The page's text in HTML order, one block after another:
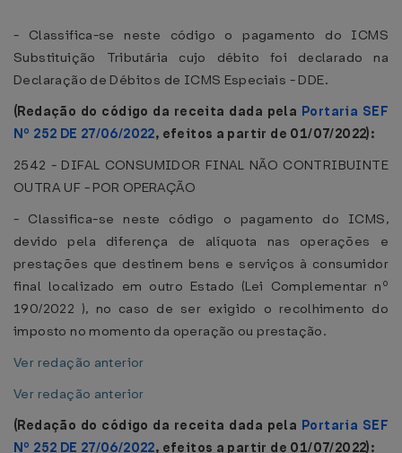
- Classifica-se neste código o pagamento do ICMS
Substituição Tributária cujo débito foi declarado na
Declaração de Débitos de ICMS Especiais - DDE.
(Redação do código da receita dada pela Portaria SEF
Nº 252 DE 27/06/2022, efeitos a partir de 01/07/2022):
2542 - DIFAL CONSUMIDOR FINAL NÃO CONTRIBUINTE
OUTRA UF - POR OPERAÇÃO
- Classifica-se neste código o pagamento do ICMS,
devido pela diferença de alíquota nas operações e
prestações que destinem bens e serviços à consumidor
final localizado em outro Estado (Lei Complementar nº
190/2022 ), no caso de ser exigido o recolhimento do
imposto no momento da operação ou prestação.
Ver redação anterior
Ver redação anterior
(Redação do código da receita dada pela Portaria SEF
Nº 252 DE 27/06/2022, efeitos a partir de 01/07/2022):